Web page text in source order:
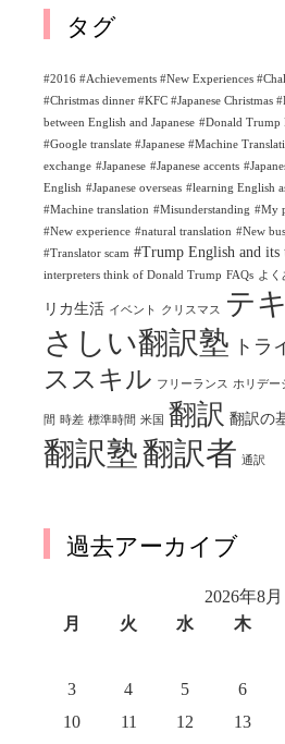
タグ
#2016 #Achievements #New Experiences
#Christmas dinner #KFC #Japanese Christmas
between English and Japanese #Donald Trump
#Google translate #Japanese #Machine
exchange #Japanese #Japanese accents
English #Japanese overseas #learning English
#Machine translation #Misunderstanding #My
#New experience #natural translation #New
#Translator scam #Trump English and its
interpreters think of Donald Trump FAQs よく
リカ生活 イベント クリスマス
テ
さしい翻訳塾 トラ
ススキル フリーランス ホリデー
間 時差 標準時間 米国 翻訳 翻訳の
翻訳塾翻訳者 通訳
過去アーカイブ
2026年8月
月
火 水 木
3
4 5 6
10
11 12 13